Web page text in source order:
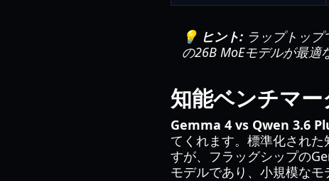
💡 ヒント: ラップトップ
の26B MoEモデルが最適
知能ベンチマ
Gemma 4 vs Qwen 3.6
てくれます。標準化され
すが、フラッグシップの
モデルであり、小規模なモ